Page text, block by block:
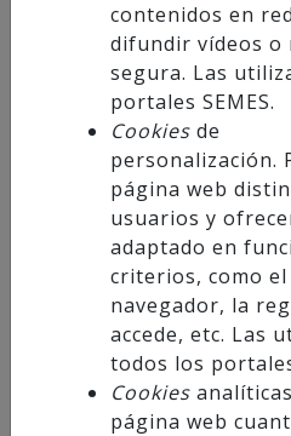
Jornadas
Simposium
Cursos y Webinars
Certámenes
Conecta con nosotros
Twitter
Instagram
contenidos en
difundir vídeos o
segura. Las
portales SEMES.
Cookies de
personalización.
página web
usuarios y
adaptado en
criterios, como
navegador, la
accede, etc. Las
todos los portales
Cookies
página web